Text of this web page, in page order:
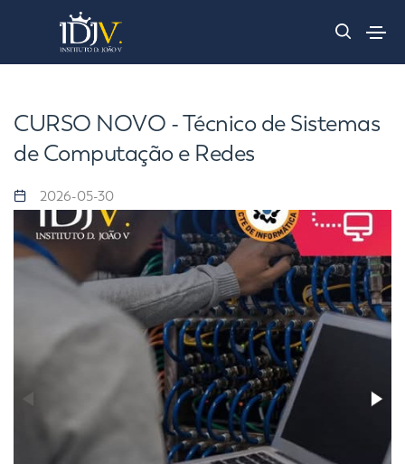
CURSO NOVO - Técnico de Sistemas
de Computação e Redes
2026-05-30